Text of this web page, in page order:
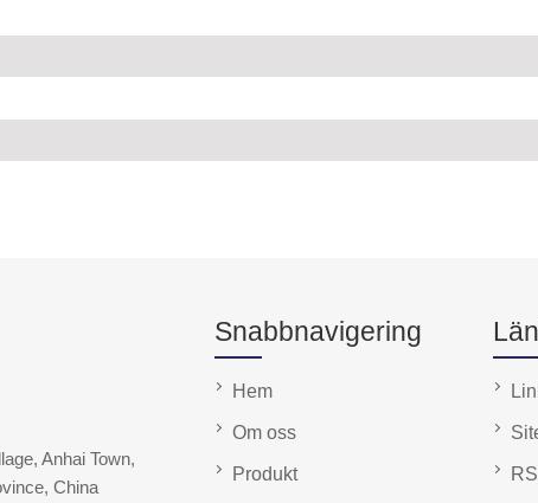
Anhai Town,
China
Snabbnavigering
Hem
Om oss
Produkt